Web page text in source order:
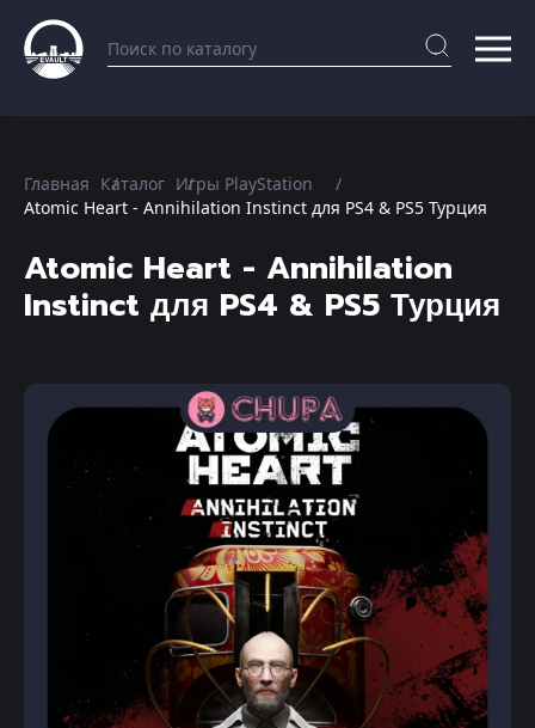
Главная Каталог Игры PlayStation
Atomic Heart - Annihilation Instinct для PS4 & PS5 Турция
Atomic Heart - Annihilation
Instinct для PS4 & PS5 Турция